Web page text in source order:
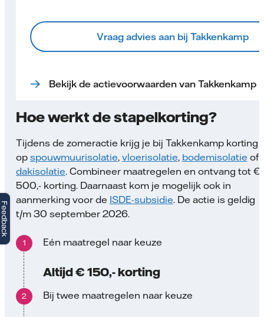
Vraag advies aan bij Takkenkamp
Bekijk de actievoorwaarden van Takkenkamp
Hoe werkt de stapelkorting?
Tijdens de zomeractie krijg je bij Takkenkamp korting
op spouwmuurisolatie, vloerisolatie, bodemisolatie of
dakisolatie. Combineer maatregelen en ontvang tot €
500,- korting. Daarnaast kom je mogelijk ook in
aanmerking voor de ISDE-subsidie. De actie is geldig
t/m 30 september 2026.
Eén maatregel naar keuze
Altijd € 150,- korting
Bij twee maatregelen naar keuze
Feedback